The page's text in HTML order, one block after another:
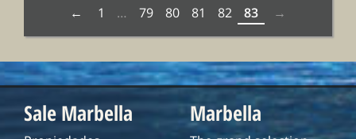
1 … 79 80 81 82 83
Sale Marbella Marbella